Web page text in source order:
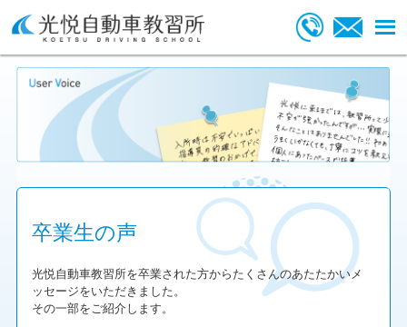
卒業生の声
光悦自動車教習所を卒業された方からたくさんのあたたかいメ
ッセージをいただきました。
その一部をご紹介します。